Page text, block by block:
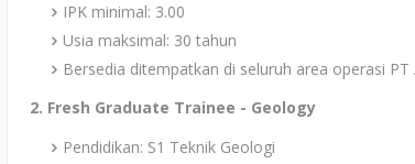
IPK minimal: 3.00
Usia maksimal: 30 tahun
Bersedia ditempatkan di seluruh area operasi PT
2. Fresh Graduate Trainee - Geology
Pendidikan: S1 Teknik Geologi